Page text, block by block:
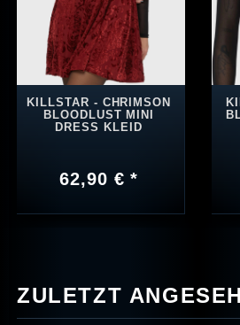
KILLSTAR - CHRIMSON
BLOODLUST MINI
DRESS KLEID
62,90 € *
ZULETZT